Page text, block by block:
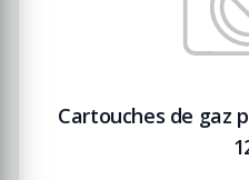
Cartouches de gaz